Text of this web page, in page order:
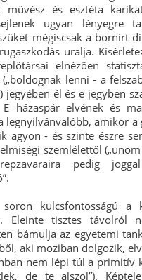
művész és esztéta
ugyan lényegre
mégiscsak a bornírt
uralja.
elnézően
lenni - a
jegyében él és e jegyben
házaspár elvének és
legnyilvánvalóbb, amikor a
agyon - és szinte észre
szemlélettől
pedig
kulcsfontosságú a
Eleinte tisztes távolról
bámulja az egyetemi
aki moziban dolgozik,
nem lépi túl a primitív
de te alszol”).